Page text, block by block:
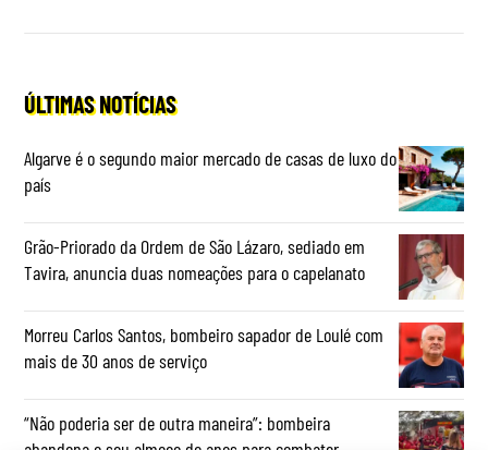
ÚLTIMAS NOTÍCIAS
Algarve é o segundo maior mercado de casas de luxo do
país
Grão-Priorado da Ordem de São Lázaro, sediado em
Tavira, anuncia duas nomeações para o capelanato
Morreu Carlos Santos, bombeiro sapador de Loulé com
mais de 30 anos de serviço
“Não poderia ser de outra maneira”: bombeira